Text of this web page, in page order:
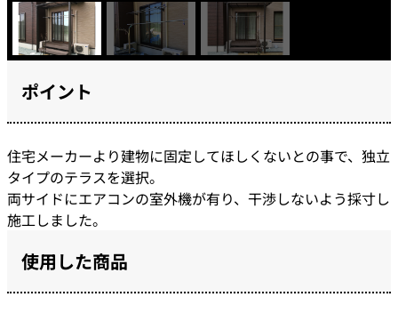
ポイント
住宅メーカーより建物に固定してほしくないとの事で、独立
タイプのテラスを選択。
両サイドにエアコンの室外機が有り、干渉しないよう採寸し
施工しました。
使用した商品